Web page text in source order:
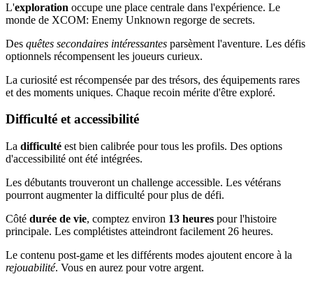
L'exploration occupe une place centrale dans l'expérience. Le
monde de XCOM: Enemy Unknown regorge de secrets.
Des quêtes secondaires intéressantes parsèment l'aventure. Les défis
optionnels récompensent les joueurs curieux.
La curiosité est récompensée par des trésors, des équipements rares
et des moments uniques. Chaque recoin mérite d'être exploré.
Difficulté et accessibilité
La difficulté est bien calibrée pour tous les profils. Des options
d'accessibilité ont été intégrées.
Les débutants trouveront un challenge accessible. Les vétérans
pourront augmenter la difficulté pour plus de défi.
Côté durée de vie, comptez environ 13 heures pour l'histoire
principale. Les complétistes atteindront facilement 26 heures.
Le contenu post-game et les différents modes ajoutent encore à la
rejouabilité. Vous en aurez pour votre argent.